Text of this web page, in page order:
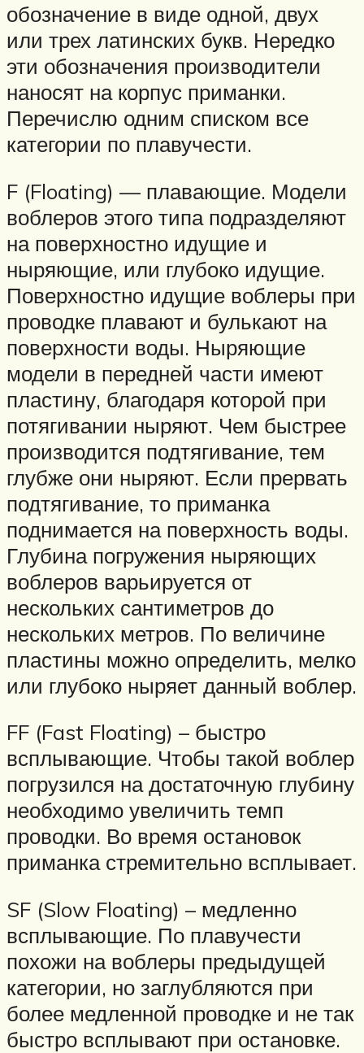
обозначение в виде одной, двух
или трех латинских букв. Нередко
эти обозначения производители
наносят на корпус приманки.
Перечислю одним списком все
категории по плавучести.
F (Floating) — плавающие. Модели
воблеров этого типа подразделяют
на поверхностно идущие и
ныряющие, или глубоко идущие.
Поверхностно идущие воблеры при
проводке плавают и булькают на
поверхности воды. Ныряющие
модели в передней части имеют
пластину, благодаря которой при
потягивании ныряют. Чем быстрее
производится подтягивание, тем
глубже они ныряют. Если прервать
подтягивание, то приманка
поднимается на поверхность воды.
Глубина погружения ныряющих
воблеров варьируется от
нескольких сантиметров до
нескольких метров. По величине
пластины можно определить, мелко
или глубоко ныряет данный воблер.
FF (Fast Floating) – быстро
всплывающие. Чтобы такой воблер
погрузился на достаточную глубину
необходимо увеличить темп
проводки. Во время остановок
приманка стремительно всплывает.
SF (Slow Floating) – медленно
всплывающие. По плавучести
похожи на воблеры предыдущей
категории, но заглубляются при
более медленной проводке и не так
быстро всплывают при остановке.